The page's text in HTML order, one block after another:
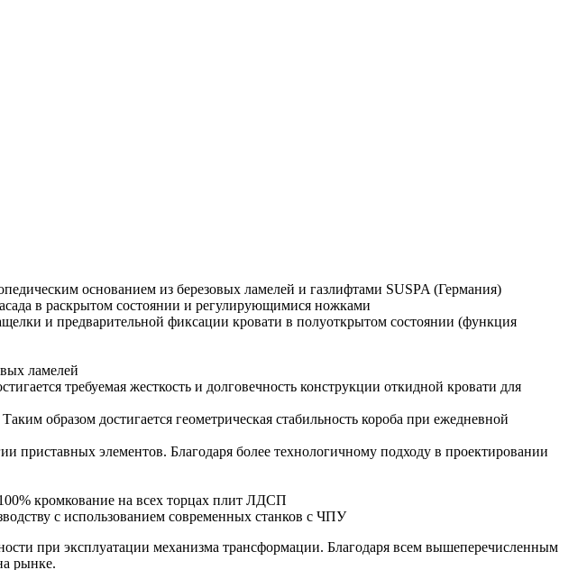
основанием из березовых ламелей и газлифтами SUSPA (Германия)
в раскрытом состоянии и регулирующимися ножками
и предварительной фиксации кровати в полуоткрытом состоянии (функция
ламелей
требуемая жесткость и долговечность конструкции откидной кровати для
образом достигается геометрическая стабильность короба при ежедневной
приставных элементов. Благодаря более технологичному подходу в проектировании
кромкование на всех торцах плит ЛДСП
с использованием современных станков с ЧПУ
при эксплуатации механизма трансформации. Благодаря всем вышеперечисленным
рынке.